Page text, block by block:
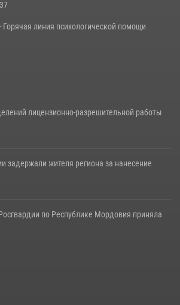
в Саранске
4Горячая линия психологической помощи
лицензионно-разрешительной работы
задержали жителя региона за нанесение
по Республике Мордовия приняла